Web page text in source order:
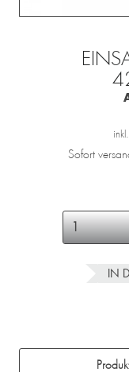
Sofort
IN